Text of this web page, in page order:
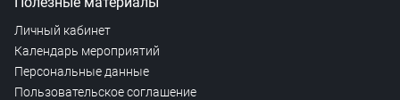
Личный кабинет
Календарь мероприятий
Персональные данные
Пользовательское соглашение